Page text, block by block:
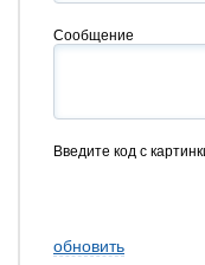
Сообщение
Введите код с
обновить